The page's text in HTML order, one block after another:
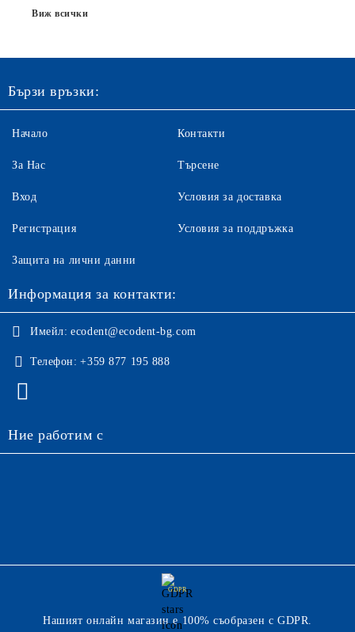
Виж всички
Бързи връзки:
Начало
За Нас
Вход
Регистрация
Контакти
Търсене
Условия за доставка
Условия за поддръжка
Защита на лични данни
Информация за контакти:
Имейл: ecodent@ecodent-bg.com
Телефон: +359 877 195 888
Ние работим с
GDPR
Нашият онлайн магазин е 100% съобразен с GDPR.